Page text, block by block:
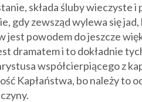
składa śluby wieczyste
gdy zewsząd wylewa się
jest powodem do jeszcze
dramatem i to dokładnie
współcierpiącego z
Kapłaństwa, bo należy to